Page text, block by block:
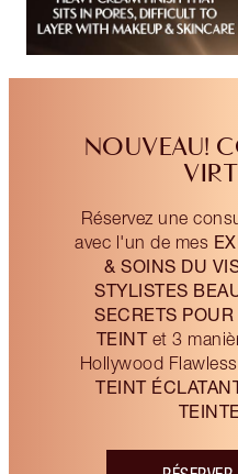
NOUVEAU!
Réservez une
avec l'un de mes
& SOINS DU
STYLISTES
SECRETS
TEINTet 3
Hollywood
TEINT